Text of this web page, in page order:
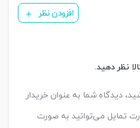
افزودن نظر
نظر دهید.
دیدگاه شما به عنوان خریدار
تمایل می‌توانید به صورت